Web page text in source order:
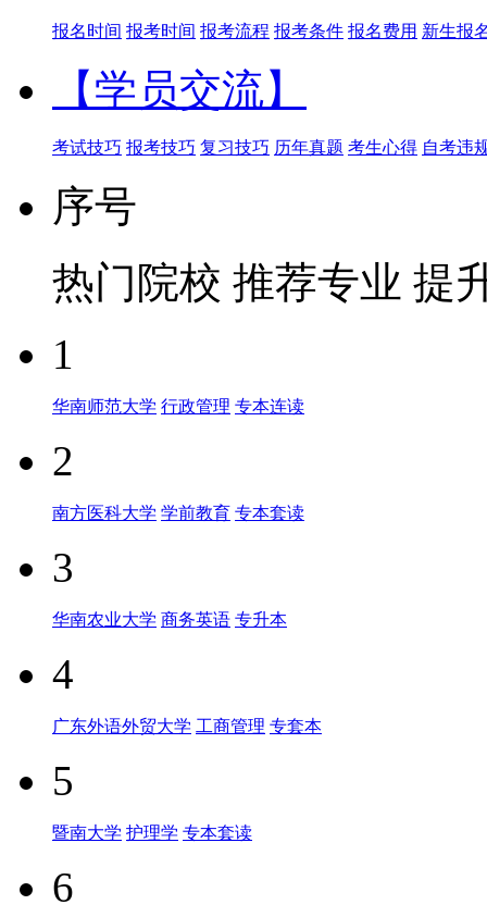
报名时间 报考时间 报考流程 报考条件 报名费用 新生报
【学员交流】
考试技巧 报考技巧 复习技巧 历年真题 考生心得 自考违
序号
热门院校 推荐专业 提
1
华南师范大学 行政管理 专本连读
2
南方医科大学 学前教育 专本套读
3
华南农业大学 商务英语 专升本
4
广东外语外贸大学 工商管理 专套本
5
暨南大学 护理学 专本套读
6